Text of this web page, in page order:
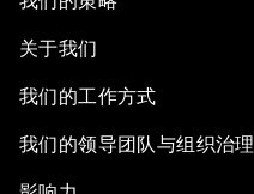
关于我们
我们的工作方式
我们的领导团队与组织治理